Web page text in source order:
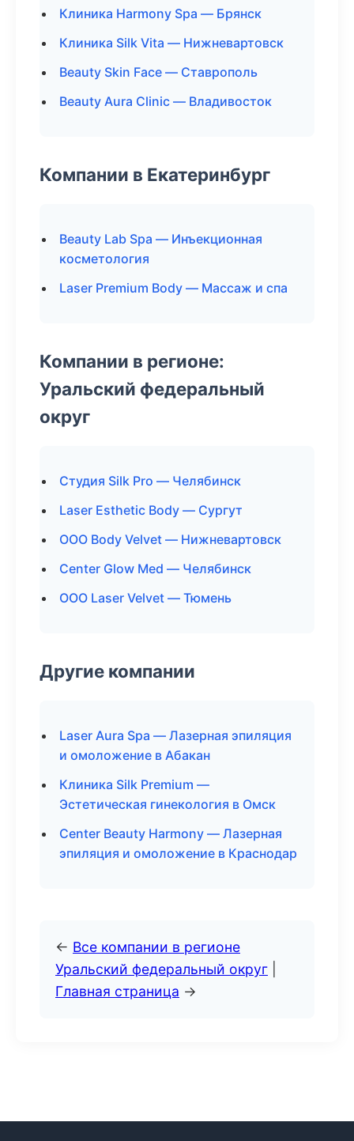
Клиника Harmony Spa — Брянск
Клиника Silk Vita — Нижневартовск
Beauty Skin Face — Ставрополь
Beauty Aura Clinic — Владивосток
Компании в Екатеринбург
Beauty Lab Spa — Инъекционная
косметология
Laser Premium Body — Массаж и спа
Компании в регионе:
Уральский федеральный
округ
Студия Silk Pro — Челябинск
Laser Esthetic Body — Сургут
ООО Body Velvet — Нижневартовск
Center Glow Med — Челябинск
ООО Laser Velvet — Тюмень
Другие компании
Laser Aura Spa — Лазерная эпиляция
и омоложение в Абакан
Клиника Silk Premium —
Эстетическая гинекология в Омск
Center Beauty Harmony — Лазерная
эпиляция и омоложение в Краснодар
← Все компании в регионе
Уральский федеральный округ
Главная страница →